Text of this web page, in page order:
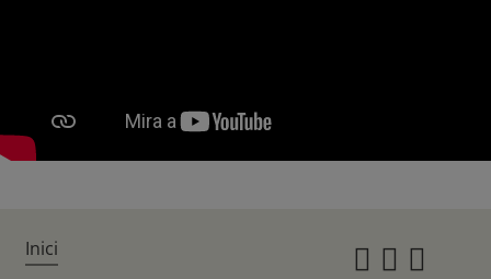
Inici